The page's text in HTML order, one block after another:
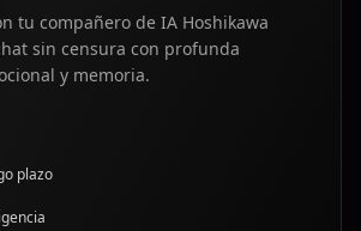
tu compañero de IA Hoshikawa
sin censura con profunda
y memoria.
plazo